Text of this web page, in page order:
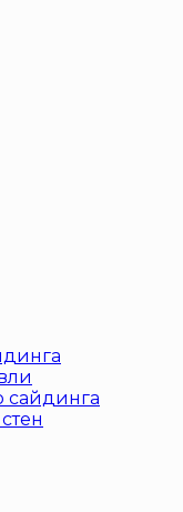
сайдинга